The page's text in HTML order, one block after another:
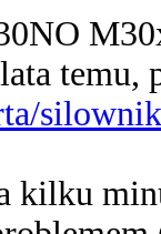
temu,
kilku